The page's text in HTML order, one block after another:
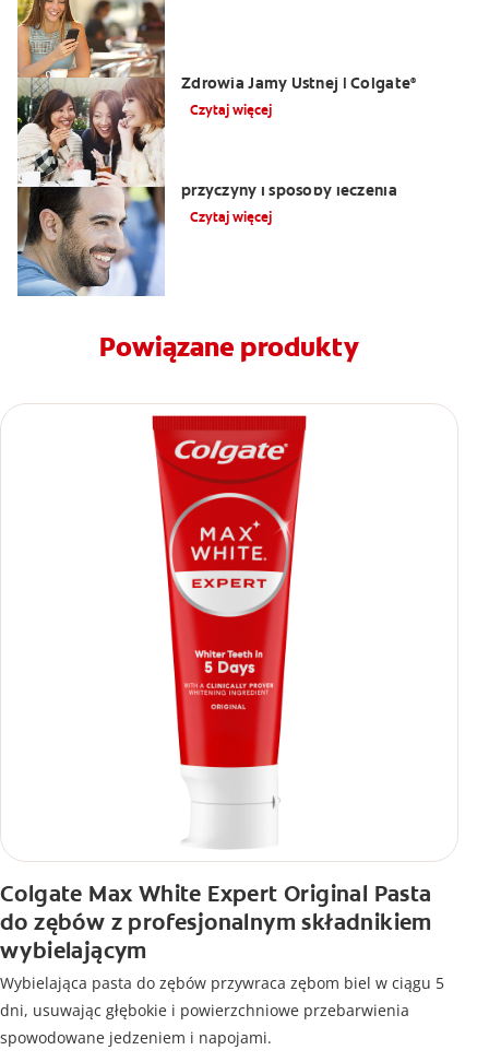
Zdrowia Jamy Ustnej | Colgate®
Czytaj więcej
przyczyny i sposoby leczenia
Czytaj więcej
Powiązane produkty
Colgate Max White Expert Original Pasta
do zębów z profesjonalnym składnikiem
wybielającym
Wybielająca pasta do zębów przywraca zębom biel w ciągu 5
dni, usuwając głębokie i powierzchniowe przebarwienia
spowodowane jedzeniem i napojami.